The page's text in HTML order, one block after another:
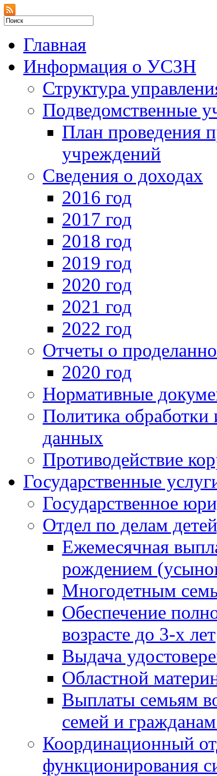
Главная
Информация о УСЗН
Структура
Подведомственные
План проведения
учреждений
Сведения о доходах
2016 год
2017 год
2018 год
2019 год
2020 год
2021 год
2022 год
Отчеты о
2020 год
Нормативные
Политика
данных
Противодействие
Государственные
Государственное
Отдел по делам
Ежемесячная
рождением
Многодетным
Обеспечение
возрасте до 3-х лет
Выдача
Областной
Выплаты семьям
семей и
Координационный
функционирования